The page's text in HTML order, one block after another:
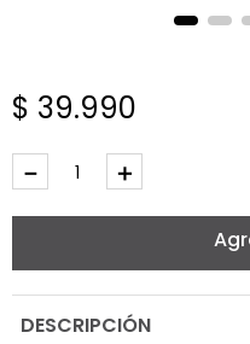
$ 39.990
＋
－
DESCRIPCIÓN